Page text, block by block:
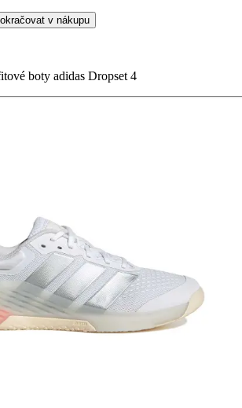
v nákupu
boty adidas Dropset 4